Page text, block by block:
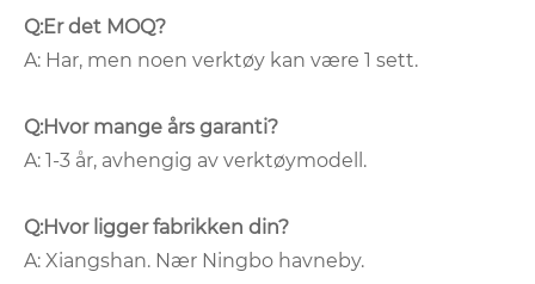
Q:Er det MOQ?
A: Har, men noen verktøy kan være 1 sett.
Q:Hvor mange års garanti?
A: 1-3 år, avhengig av verktøymodell.
Q:Hvor ligger fabrikken din?
A: Xiangshan. Nær Ningbo havneby.